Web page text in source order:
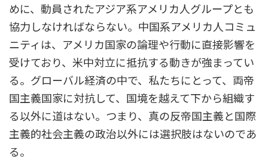
めに、動員されたアジア系アメリカ人グループとも
協力しなければならない。中国系アメリカ人コミュ
ニティは、アメリカ国家の論理や行動に直接影響を
受けており、米中対立に抵抗する動きが強まってい
る。グローバル経済の中で、私たちにとって、両帝
国主義国家に対抗して、国境を越えて下から組織す
る以外に道はない。つまり、真の反帝国主義と国際
主義的社会主義の政治以外には選択肢はないのであ
る。